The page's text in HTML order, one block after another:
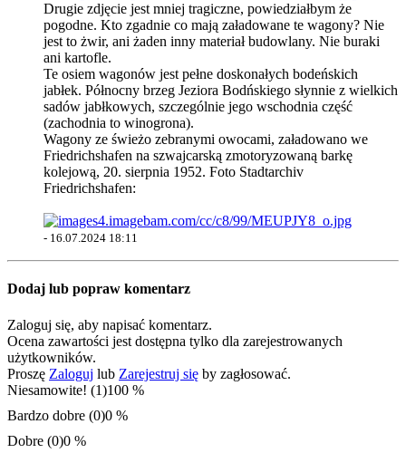
Drugie zdjęcie jest mniej tragiczne, powiedziałbym że
pogodne. Kto zgadnie co mają załadowane te wagony? Nie
jest to żwir, ani żaden inny materiał budowlany. Nie buraki
ani kartofle.
Te osiem wagonów jest pełne doskonałych bodeńskich
jabłek. Północny brzeg Jeziora Bodńskiego słynnie z wielkich
sadów jabłkowych, szczególnie jego wschodnia część
(zachodnia to winogrona).
Wagony ze świeżo zebranymi owocami, załadowano we
Friedrichshafen na szwajcarską zmotoryzowaną barkę
kolejową, 20. sierpnia 1952. Foto Stadtarchiv
Friedrichshafen:
- 16.07.2024 18:11
Dodaj lub popraw komentarz
Zaloguj się, aby napisać komentarz.
Ocena zawartości jest dostępna tylko dla zarejestrowanych
użytkowników.
Proszę Zaloguj lub Zarejestruj się by zagłosować.
Niesamowite! (1)100 %
Bardzo dobre (0)0 %
Dobre (0)0 %